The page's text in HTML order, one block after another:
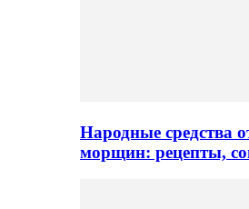
Народные средства
морщин: рецепты,